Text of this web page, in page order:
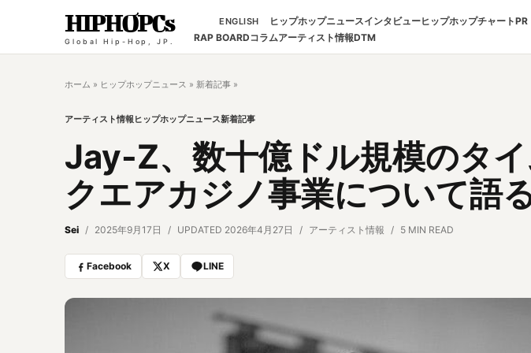
HIPHOPCs
Global Hip-Hop, JP.
ENGLISH ヒップホップニュースインタビューヒップホップチャートPR
RAP BOARDコラムアーティスト情報DTM
ホーム » ヒップホップニュース » 新着記事 »
アーティスト情報 ヒップホップニュース新着記事
Jay-Z、数十億ドル規模のタ
クエアカジノ事業について語
Sei 2025年9月17日 UPDATED 2026年4月27日 アーティスト情報 5 MIN READ
Facebook X LINE